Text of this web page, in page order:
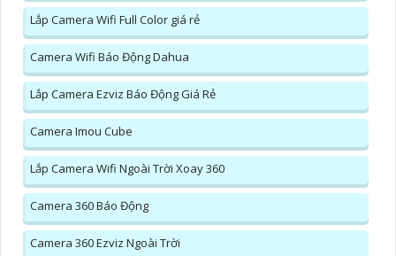
Lắp Camera Wifi Full Color giá rẻ
Camera Wifi Báo Động Dahua
Lắp Camera Ezviz Báo Động Giá Rẻ
Camera Imou Cube
Lắp Camera Wifi Ngoài Trời Xoay 360
Camera 360 Báo Động
Camera 360 Ezviz Ngoài Trời